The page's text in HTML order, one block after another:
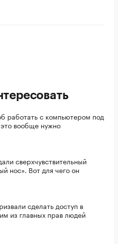
работать с компьютером под
вообще нужно
сверхчувствительный
нос». Вот для чего он
сделать доступ в
из главных прав людей